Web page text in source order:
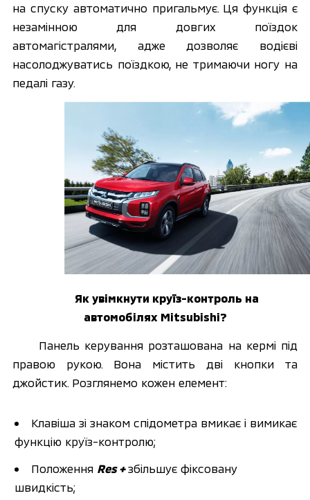
на спуску автоматично пригальмує. Ця функція є
незамінною для довгих поїздок
автомагістралями, адже дозволяє водієві
насолоджуватись поїздкою, не тримаючи ногу на
педалі газу.
Як увімкнути круїз-контроль на
автомобілях Mitsubishi?
Панель керування розташована на кермі під
правою рукою. Вона містить дві кнопки та
джойстик. Розглянемо кожен елемент:
Клавіша зі знаком спідометра вмикає і вимикає
функцію круїз-контролю;
Положення Res + збільшує фіксовану
швидкість;